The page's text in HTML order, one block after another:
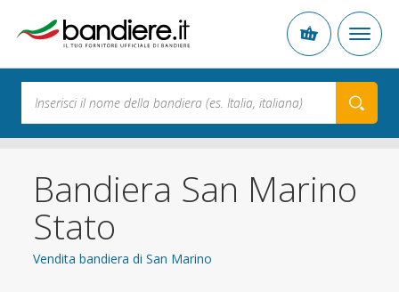
Bandiera San Marino
Stato
Vendita bandiera di San Marino